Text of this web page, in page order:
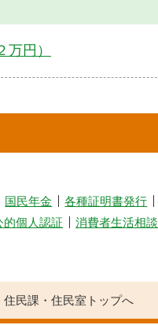
円）
国民年金
各種証明書発行
的個人認証
消費者生活相談
住民課・住民室トップへ